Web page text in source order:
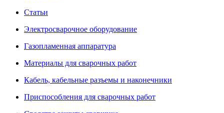
Статьи
Электросварочное оборудование
Газопламенная аппаратура
Материалы для сварочных работ
Кабель, кабельные разъемы и наконечники
Приспособления для сварочных работ